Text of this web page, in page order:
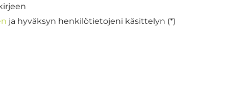
ja hyväksyn henkilötietojeni käsittelyn (*)